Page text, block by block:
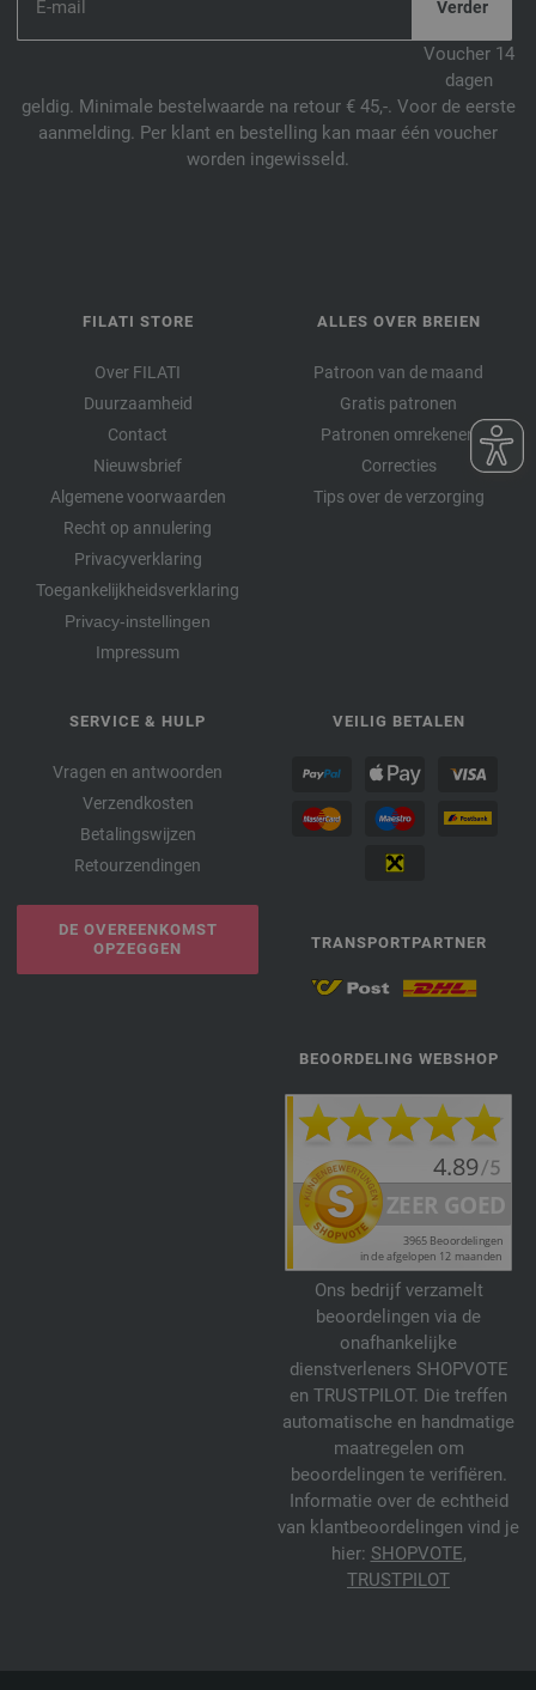
Voucher 14
dagen
geldig. Minimale bestelwaarde na retour € 45,-. Voor de eerste
aanmelding. Per klant en bestelling kan maar één voucher
worden ingewisseld.
FILATI STORE
Over FILATI
Duurzaamheid
Contact
Nieuwsbrief
Algemene voorwaarden
Recht op annulering
Privacyverklaring
Toegankelijkheidsverklaring
Privacy-instellingen
Impressum
ALLES OVER BREIEN
Patroon van de maand
Gratis patronen
Patronen omrekenen
Correcties
Tips over de verzorging
SERVICE & HULP
Vragen en antwoorden
Verzendkosten
Betalingswijzen
Retourzendingen
DE OVEREENKOMST
OPZEGGEN
VEILIG BETALEN
TRANSPORTPARTNER
BEOORDELING WEBSHOP
Ons bedrijf verzamelt
beoordelingen via de
onafhankelijke
dienstverleners SHOPVOTE
en TRUSTPILOT. Die treffen
automatische en handmatige
maatregelen om
beoordelingen te verifiëren.
Informatie over de echtheid
van klantbeoordelingen vind je
hier: SHOPVOTE,
TRUSTPILOT